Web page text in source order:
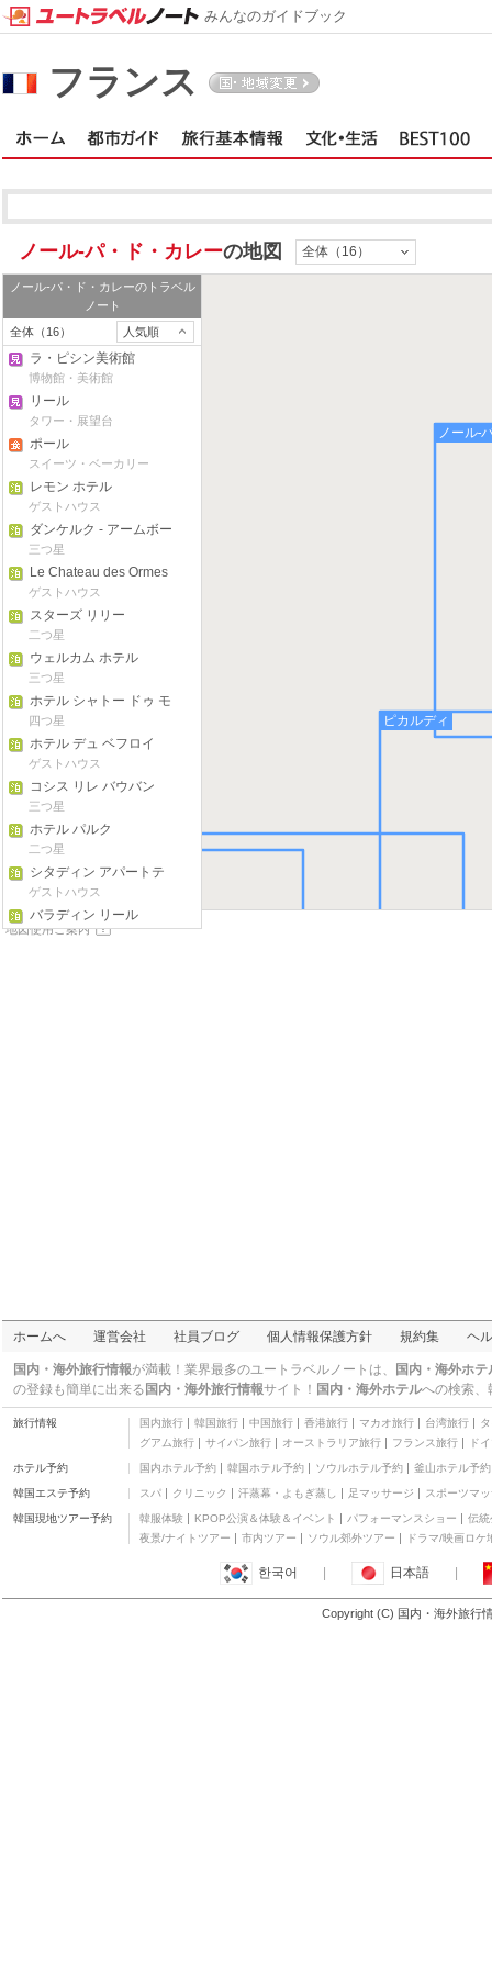
フランス
ノール-パ・ド・カレーの地図 全体（16）
ノール-パ・ド・カレーのトラベル
ノート
全体（16）
人気順
ラ・ピシン美術館
博物館・美術館
リール
タワー・展望台
ポール
スイーツ・ベーカリー
レモン ホテル
ゲストハウス
ダンケルク - アームボー
ト キャッペル
三つ星
Le Chateau des Ormes
Hotel
ゲストハウス
スターズ リリー
二つ星
ウェルカム ホテル
三つ星
ホテル シャトー ドゥ モ
ウリン ルコンテ
四つ星
ホテル デュ ベフロイ
ゲストハウス
コシス リレ バウバン
三つ星
ホテル パルク
二つ星
シタディン アパートテ
ル リール セントル
ゲストハウス
バラディン リール
三つ星
サントル
オート-ノルマンディー
ノール-
ピカルディ
地図使用ご案内
みんなのガイドブック
ホームへ 運営会社 社員ブログ 個人情報保護方針 規約集 ヘ
国内・海外旅行情報が満載！業界最多のユートラベルノートは、
国内・海外ホ
の登録も簡単に出来る 国内・海外旅行情報サイト！ 国内・海外ホテルへの検索、
旅行情報 国内旅行 韓国旅行 中国旅行 香港旅行 マカオ旅行 台湾旅行
グアム旅行
サイパン旅行 オーストラリア旅行 フランス旅行 ド
ホテル予約 国内ホテル予約 韓国ホテル予約 ソウルホテル予約 釜山ホテル予約
韓国エステ予約 スパ クリニック 汗蒸幕・よもぎ蒸し 足マッサージ スポーツマ
韓国現地ツアー予約 韓服体験 KPOP公演＆体験＆イベント パフォーマンスショー
伝統
夜景/ナイトツアー
市内ツアー ソウル郊外ツアー ドラマ/映画ロケ
한국어 日本語
Copyright (C) 国内・海外旅行